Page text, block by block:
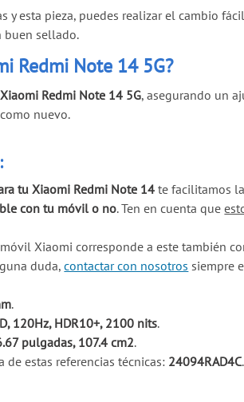
y esta pieza, puedes realizar el cambio
buen sellado.
Redmi Note 14 5G?
Xiaomi Redmi Note 14 5G, asegurando un
nuevo.
tu Xiaomi Redmi Note 14te facilitamos
con tu móvil o no. Ten en cuenta que
Xiaomi corresponde a este también
duda,contactar con nosotros siempre
.
120Hz, HDR10+, 2100 nits.
pulgadas, 107.4 cm2.
estas referencias técnicas: 24094RAD4C.